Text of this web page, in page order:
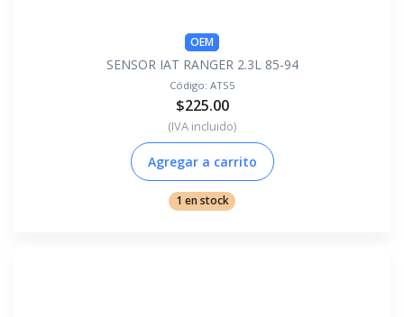
OEM
SENSOR IAT RANGER 2.3L 85-94
Código: ATS5
$225.00
(IVA incluido)
Agregar a carrito
1 en stock